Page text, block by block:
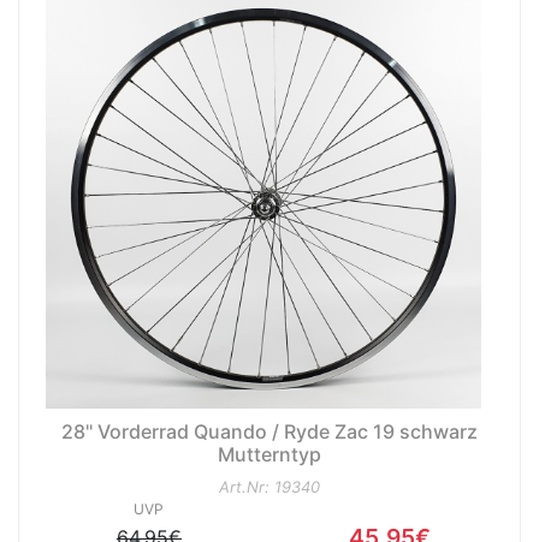
28" Vorderrad Quando / Ryde Zac 19 schwarz
Mutterntyp
Art.Nr: 19340
UVP